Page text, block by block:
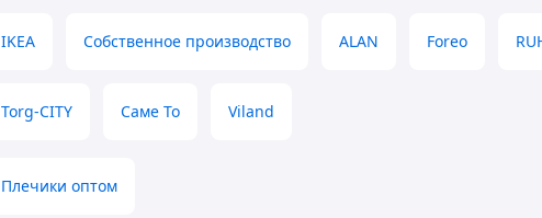
IKEA Собственное производство ALAN Foreo
Torg-CITY Саме То Viland
Плечики оптом